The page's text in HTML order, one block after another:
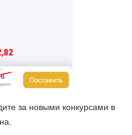
за новыми конкурсами в